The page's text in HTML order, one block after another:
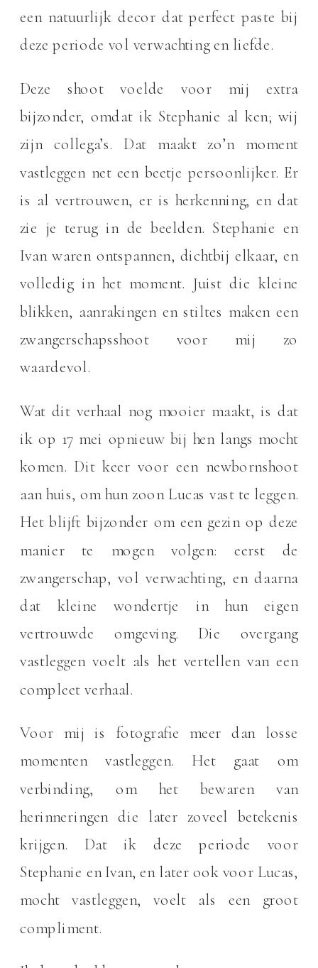
een natuurlijk decor dat perfect paste bij
deze periode vol verwachting en liefde.
Deze shoot voelde voor mij extra
bijzonder, omdat ik Stephanie al ken; wij
zijn collega’s. Dat maakt zo’n moment
vastleggen net een beetje persoonlijker. Er
is al vertrouwen, er is herkenning, en dat
zie je terug in de beelden. Stephanie en
Ivan waren ontspannen, dichtbij elkaar, en
volledig in het moment. Juist die kleine
blikken, aanrakingen en stiltes maken een
zwangerschapsshoot voor mij zo
waardevol.
Wat dit verhaal nog mooier maakt, is dat
ik op 17 mei opnieuw bij hen langs mocht
komen. Dit keer voor een newbornshoot
aan huis, om hun zoon Lucas vast te leggen.
Het blijft bijzonder om een gezin op deze
manier te mogen volgen: eerst de
zwangerschap, vol verwachting, en daarna
dat kleine wondertje in hun eigen
vertrouwde omgeving. Die overgang
vastleggen voelt als het vertellen van een
compleet verhaal.
Voor mij is fotografie meer dan losse
momenten vastleggen. Het gaat om
verbinding, om het bewaren van
herinneringen die later zoveel betekenis
krijgen. Dat ik deze periode voor
Stephanie en Ivan, en later ook voor Lucas,
mocht vastleggen, voelt als een groot
compliment.